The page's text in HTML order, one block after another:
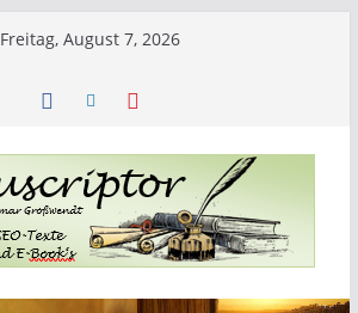
Freitag, August 7, 2026